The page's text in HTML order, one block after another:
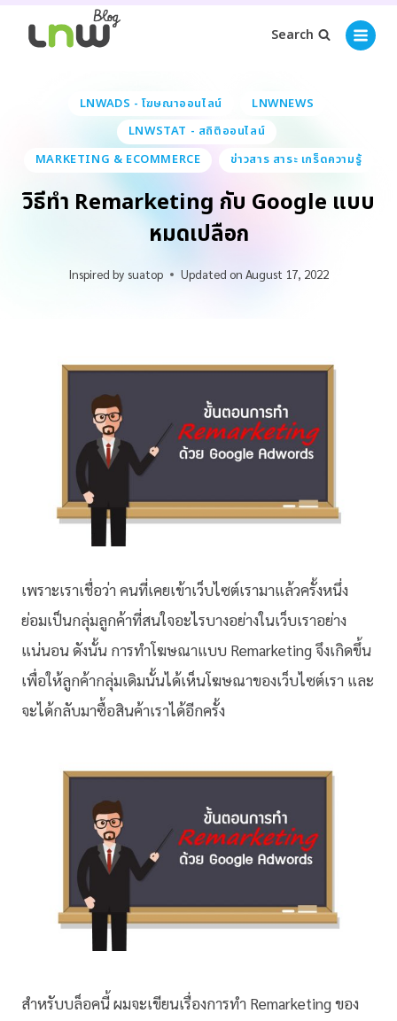
Search
LNWADS - โฆษณาออนไลน์
LNWNEWS
LNWSTAT - สถิติออนไลน์
MARKETING & ECOMMERCE
ข่าวสาร สาระ เกร็ดความรู้
วิธีทำ Remarketing กับ Google แบบ
หมดเปลือก
Inspired by suatop Updated on August 17, 2022
เพราะเราเชื่อว่า คนที่เคยเข้าเว็บไซต์เรามาแล้วครั้งหนึ่ง
ย่อมเป็นกลุ่มลูกค้าที่สนใจอะไรบางอย่างในเว็บเราอย่าง
แน่นอน ดังนั้น การทำโฆษณาแบบ Remarketing จึงเกิดขึ้น
เพื่อให้ลูกค้ากลุ่มเดิมนั้นได้เห็นโฆษณาของเว็บไซต์เรา และ
จะได้กลับมาซื้อสินค้าเราได้อีกครั้ง
สำหรับบล็อคนี้ ผมจะเขียนเรื่องการทำ Remarketing ของ